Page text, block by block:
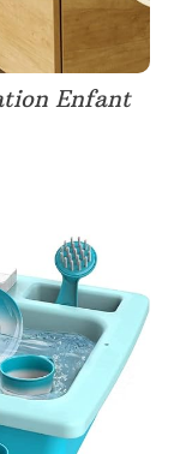
Enfant